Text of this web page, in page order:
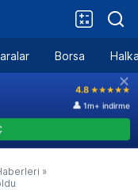
Borsa
»